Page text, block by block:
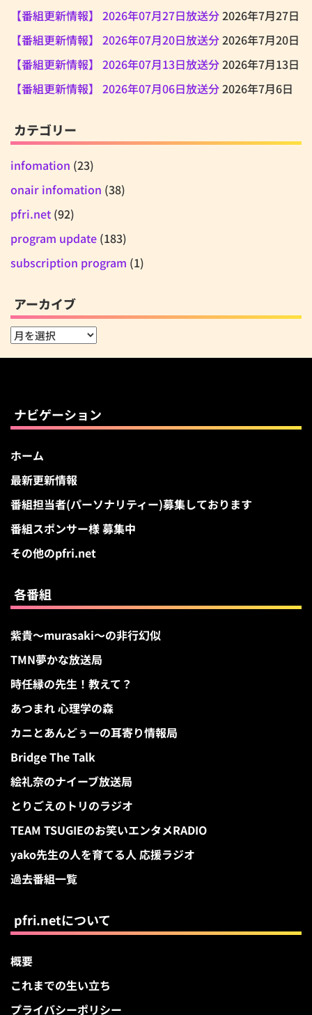
【番組更新情報】 2026年07月27日放送分2026年7月27日
【番組更新情報】 2026年07月20日放送分2026年7月20日
【番組更新情報】 2026年07月13日放送分2026年7月13日
【番組更新情報】 2026年07月06日放送分2026年7月6日
カテゴリー
infomation (23)
onair infomation (38)
pfri.net (92)
program update (183)
subscription program (1)
アーカイブ
ア
ナビゲーション
ホーム
最新更新情報
番組担当者(パーソナリティー)募集しております
番組スポンサー様 募集中
その他のpfri.net
各番組
紫貴～murasaki～の非行幻似
TMN夢かな放送局
時任縁の先生！教えて？
あつまれ 心理学の森
カニとあんどぅーの耳寄り情報局
Bridge The Talk
絵礼奈のナイーブ放送局
とりごえのトリのラジオ
TEAM TSUGIEのお笑いエンタメRADIO
yako先生の人を育てる人 応援ラジオ
過去番組一覧
pfri.netについて
概要
これまでの生い立ち
プライバシーポリシー